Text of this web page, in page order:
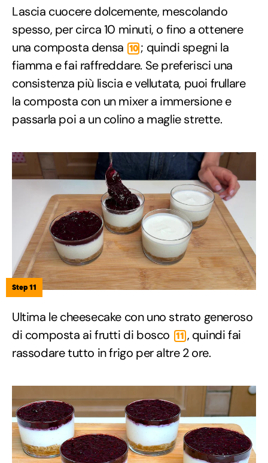
Lascia cuocere dolcemente, mescolando
spesso, per circa 10 minuti, o fino a ottenere
una composta densa 10 ; quindi spegni la
fiamma e fai raffreddare. Se preferisci una
consistenza più liscia e vellutata, puoi frullare
la composta con un mixer a immersione e
passarla poi a un colino a maglie strette.
Step 11
Ultima le cheesecake con uno strato generoso
di composta ai frutti di bosco
11 , quindi fai
rassodare tutto in frigo per altre 2 ore.